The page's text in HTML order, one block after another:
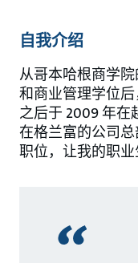
自我介绍
从哥本哈根商学
和商业管理学位后
之后于 2009 年在
在格兰富的公司
职位，让我的职